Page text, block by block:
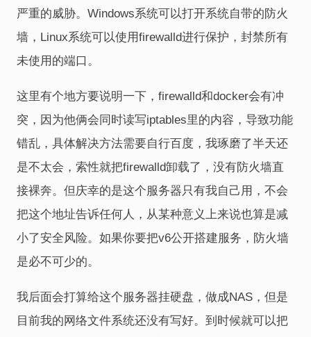
严重的威胁。Windows系统可以打开系统自带的防火
墙，Linux系统可以使用firewalld进行保护，封禁所有
未使用的端口。
这里有个地方要说明一下，firewalld和docker会有冲
突，因为他俩会同时读写iptables里的内容，导致功能
错乱，具体解决方法需要自行百度，我琢磨了半天还
是不太会，索性就把firewalld卸载了，没有防火墙直
接裸奔。但庆幸的是这个服务器只有我自己用，不会
把这个地址告诉任何人，从某种意义上来说也算是减
小了安全风险。如果你要把v6公开搭建服务，防火墙
是必不可少的。
我后面会打算给这个服务器挂硬盘，做成NAS，但是
目前我的网络文件系统还没有写好。到时候就可以把